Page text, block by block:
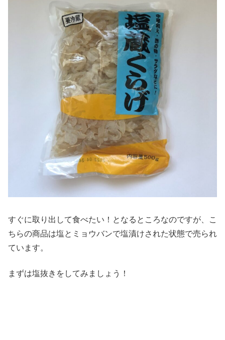
すぐに取り出して食べたい！となるところなのですが、こ
ちらの商品は塩とミョウバンで塩漬けされた状態で売られ
ています。
まずは塩抜きをしてみましょう！